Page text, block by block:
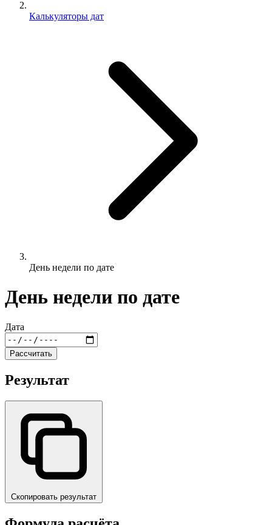
Калькуляторы дат
День недели по дате
День недели по дате
Дата
Рассчитать
Результат
Скопировать результат